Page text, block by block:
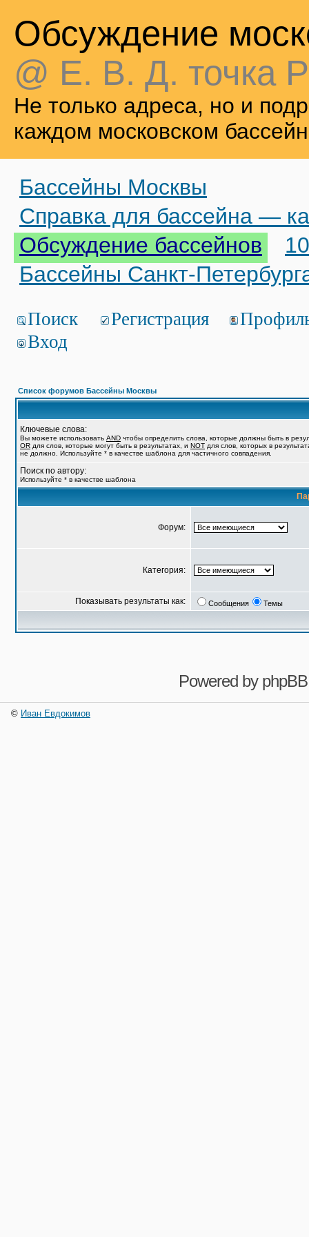
Обсуждение
@ Е. В. Д. точка
Не только адреса, но и
каждом московском
Бассейны Москвы
Справка для бассейна —
Обсуждение бассейнов
Бассейны Санкт-
Поиск Регистрация
Вход
Список форумов Бассейны Москвы
Ключевые слова:
Вы можете использовать AND чтобы определить слова, которые должны быть в
OR для слов, которые могут быть в результатах, и NOT для слов, которых в
не должно. Используйте * в качестве шаблона для частичного совпадения.
Поиск по автору:
Используйте * в качестве шаблона
Форум:
Категория:
Показывать результаты как: Сообщения Темы
Powered by phpBB
© Иван Евдокимов